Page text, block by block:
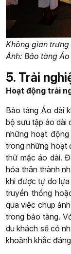
Không gian
Ảnh: Bảo tàng
5. Trải
Hoạt động trải
Bảo tàng Áo dài
bộ sưu tập áo dài
những hoạt
trong những hoạt
thử mặc áo dài.
hóa thân thành
khi được tự do
truyền thống
qua việc chụp
trong bảo tàng.
du khách sẽ có
khoảnh khắc